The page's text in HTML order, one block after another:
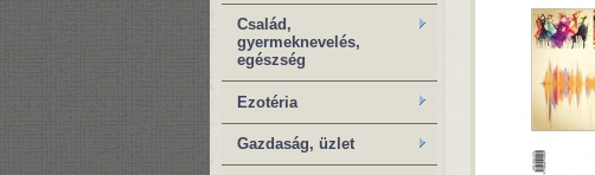
Család,
gyermeknevelés,
egészség
Ezotéria
Gazdaság, üzlet